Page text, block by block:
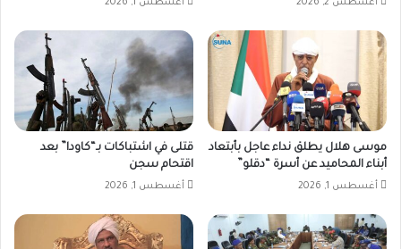
أغسطس 2, 2026 أغسطس 1, 2026
موسى هلال يطلق نداء عاجل بأبتعاد
أبناء المحاميد عن أسرة “دقلو”
أغسطس 1, 2026
قتلى في اشتباكات بـ“كاودا” بعد
اقتحام سجن
أغسطس 1, 2026